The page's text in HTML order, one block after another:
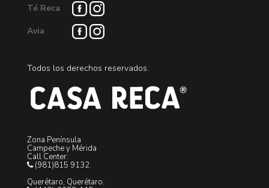
Té Reca
Avia
Todos los derechos reservados.
Zona Península
Campeche y Mérida
Call Center:
(981)815 9132.
Querétaro, Querétaro.